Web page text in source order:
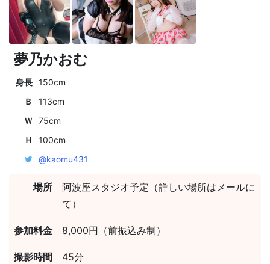
夢乃かおむ
身長 150cm
Ｂ
113cm
Ｗ
75cm
Ｈ
100cm
@kaomu431
場所
阿波座スタジオ予定（詳しい場所はメールに
て）
参加料金 8,000円（前振込み制）
撮影時間 45分